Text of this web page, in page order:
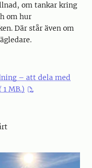
om tankar kring
om hur
Där står även om
– att dela med
MB.)